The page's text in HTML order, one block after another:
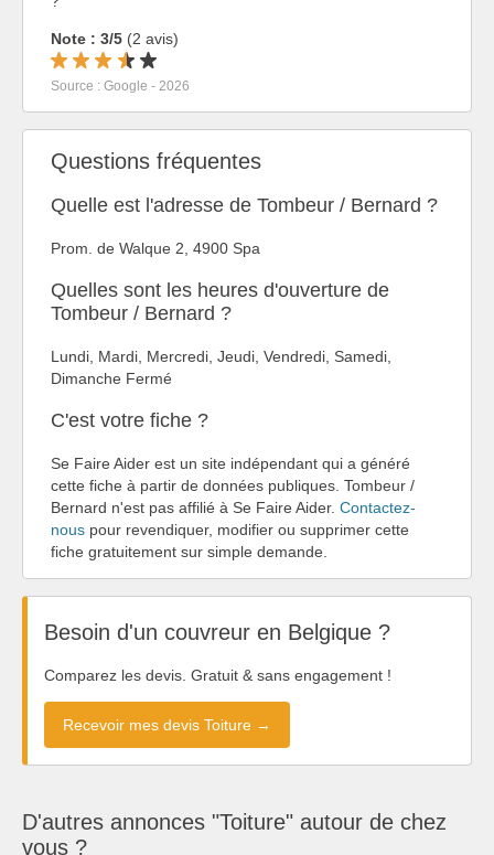
Note : 3/5 (2 avis)
Source : Google - 2026
Questions fréquentes
Quelle est l'adresse de Tombeur / Bernard ?
Prom. de Walque 2, 4900 Spa
Quelles sont les heures d'ouverture de
Tombeur / Bernard ?
Lundi, Mardi, Mercredi, Jeudi, Vendredi, Samedi,
Dimanche Fermé
C'est votre fiche ?
Se Faire Aider est un site indépendant qui a généré
cette fiche à partir de données publiques. Tombeur /
Bernard n'est pas affilié à Se Faire Aider. Contactez-
nous pour revendiquer, modifier ou supprimer cette
fiche gratuitement sur simple demande.
Besoin d'un couvreur en Belgique ?
Comparez les devis. Gratuit & sans engagement !
Recevoir mes devis Toiture →
D'autres annonces "Toiture" autour de chez
vous ?